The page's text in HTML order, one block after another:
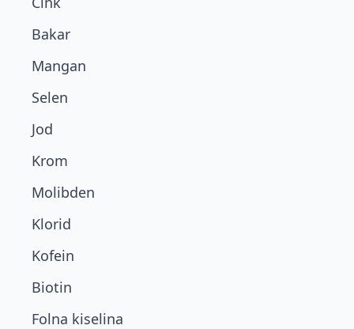
Bakar
Mangan
Selen
Jod
Krom
Molibden
Klorid
Kofein
Biotin
Folna kiselina